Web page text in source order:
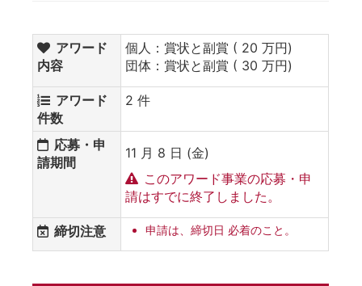
アワード
内容
個人：賞状と副賞 ( 20 万円)
団体：賞状と副賞 ( 30 万円)
アワード
件数
2 件
応募・申
請期間
11 月 8 日 (金)
このアワード事業の応募・申
請はすでに終了しました。
締切注意 申請は、締切日 必着のこと。